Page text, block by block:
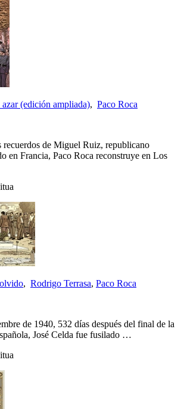
(edición ampliada), Paco Roca
recuerdos de Miguel Ruiz, republicano
en Francia, Paco Roca reconstruye en Los
, Rodrigo Terrasa, Paco Roca
de 1940, 532 días después del final de la
José Celda fue fusilado …